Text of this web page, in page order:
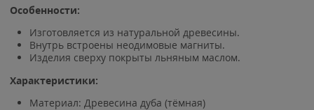
Особенности:
Изготовляется из натуральной древесины.
Внутрь встроены неодимовые магниты.
Изделия сверху покрыты льняным маслом.
Характеристики:
Материал: Древесина дуба (тёмная)